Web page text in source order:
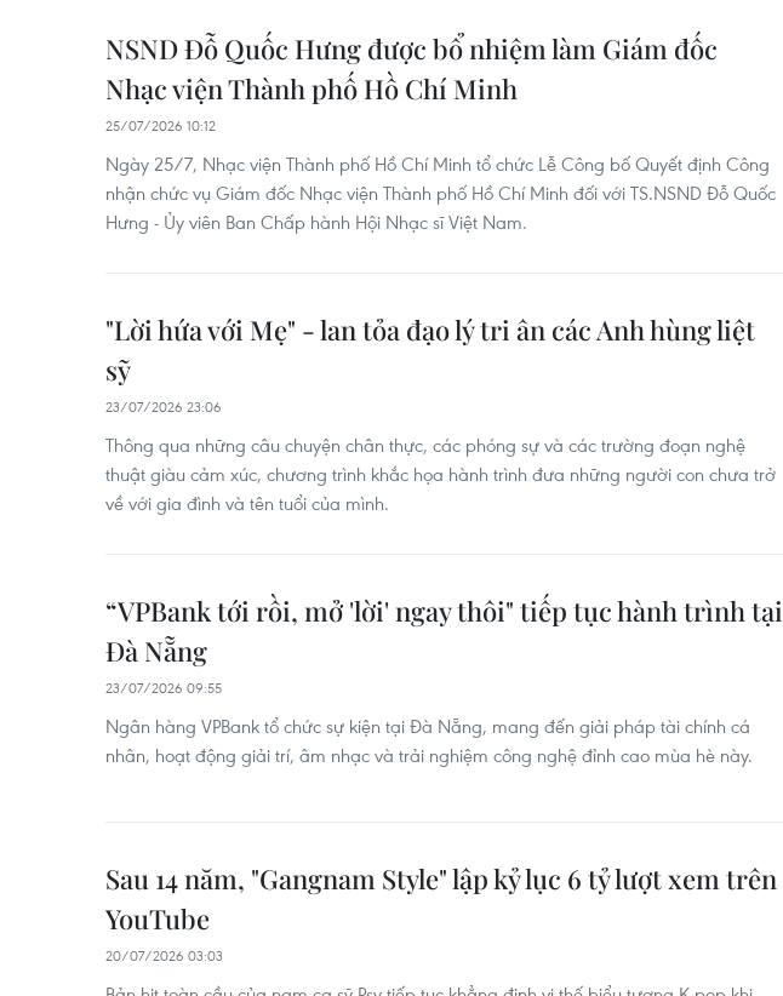
NSND Đỗ Quốc Hưng được bổ nhiệm làm Giám đốc
Nhạc viện Thành phố Hồ Chí Minh
25/07/2026 10:12
Ngày 25/7, Nhạc viện Thành phố Hồ Chí Minh tổ chức Lễ Công bố Quyết định Công
nhận chức vụ Giám đốc Nhạc viện Thành phố Hồ Chí Minh đối với TS.NSND Đỗ Quốc
Hưng - Ủy viên Ban Chấp hành Hội Nhạc sĩ Việt Nam.
"Lời hứa với Mẹ" - lan tỏa đạo lý tri ân các Anh hùng liệt
sỹ
23/07/2026 23:06
Thông qua những câu chuyện chân thực, các phóng sự và các trường đoạn nghệ
thuật giàu cảm xúc, chương trình khắc họa hành trình đưa những người con chưa trở
về với gia đình và tên tuổi của mình.
“VPBank tới rồi, mở 'lời' ngay thôi" tiếp tục hành trình tại
Đà Nẵng
23/07/2026 09:55
Ngân hàng VPBank tổ chức sự kiện tại Đà Nẵng, mang đến giải pháp tài chính cá
nhân, hoạt động giải trí, âm nhạc và trải nghiệm công nghệ đỉnh cao mùa hè này.
Sau 14 năm, "Gangnam Style" lập kỷ lục 6 tỷ lượt xem trên
YouTube
20/07/2026 03:03